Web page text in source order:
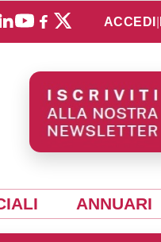
ACCEDI
ANNUARI